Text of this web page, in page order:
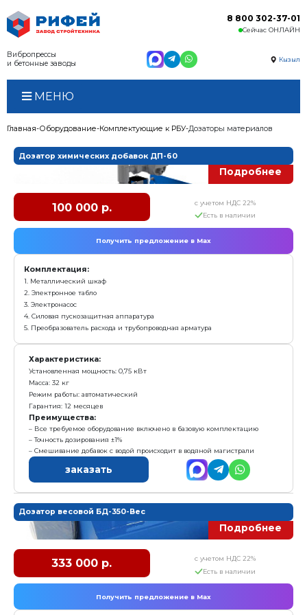
Вибропрессы
и бетонные заводы
МЕНЮ
Оборудование Комплектующие к РБУ
Дозатор химических добавок ДП-60
100 000 р.
Комплектация:
1. Металлический шкаф
2. Электронное табло
3. Электронасос
4. Силовая пускозащитная аппаратура
5. Преобразователь расхода и трубопроводная
Характеристика:
Масса: 32 кг
Режим работы: автоматический
Гарантия: 12 месяцев